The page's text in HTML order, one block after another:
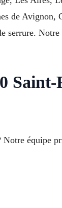
de Avignon,
serrure.
Notre équipe